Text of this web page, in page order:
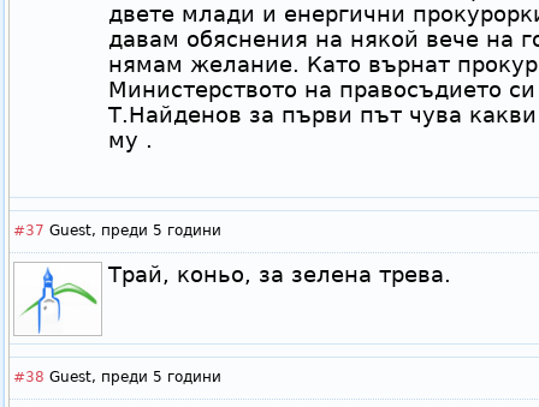
двете млади и енергични
давам обяснения на някой вече на
нямам желание. Като върнат
Министерството на правосъдието
Т.Найденов за първи път чува
му .
#37 Guest, преди 5 години
Трай, коньо, за зелена трева.
#38 Guest, преди 5 години